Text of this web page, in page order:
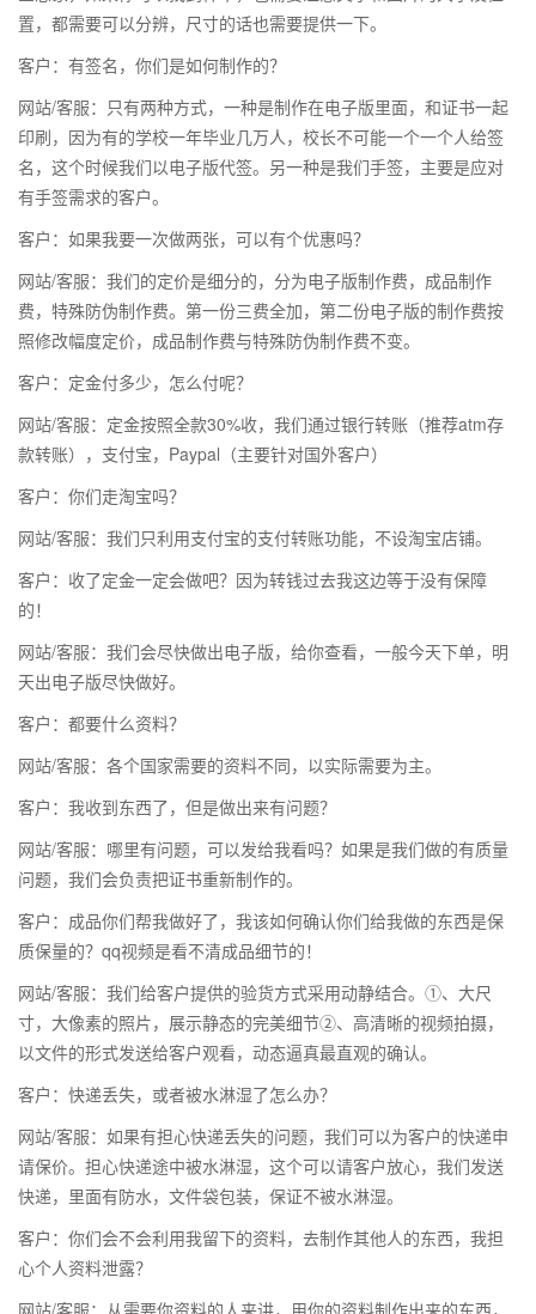
置，都需要可以分辨，尺寸的话也需要提供一下。
客户：有签名，你们是如何制作的？
网站/客服：只有两种方式，一种是制作在电子版里面，和证书一起
印刷，因为有的学校一年毕业几万人，校长不可能一个一个人给签
名，这个时候我们以电子版代签。另一种是我们手签，主要是应对
有手签需求的客户。
客户：如果我要一次做两张，可以有个优惠吗？
网站/客服：我们的定价是细分的，分为电子版制作费，成品制作
费，特殊防伪制作费。第一份三费全加，第二份电子版的制作费按
照修改幅度定价，成品制作费与特殊防伪制作费不变。
客户：定金付多少，怎么付呢？
网站/客服：定金按照全款30%收，我们通过银行转账（推荐atm存
款转账），支付宝，Paypal（主要针对国外客户）
客户：你们走淘宝吗？
网站/客服：我们只利用支付宝的支付转账功能，不设淘宝店铺。
客户：收了定金一定会做吧？因为转钱过去我这边等于没有保障
的！
网站/客服：我们会尽快做出电子版，给你查看，一般今天下单，明
天出电子版尽快做好。
客户：都要什么资料？
网站/客服：各个国家需要的资料不同，以实际需要为主。
客户：我收到东西了，但是做出来有问题？
网站/客服：哪里有问题，可以发给我看吗？如果是我们做的有质量
问题，我们会负责把证书重新制作的。
客户：成品你们帮我做好了，我该如何确认你们给我做的东西是保
质保量的？qq视频是看不清成品细节的！
网站/客服：我们给客户提供的验货方式采用动静结合。①、大尺
寸，大像素的照片，展示静态的完美细节②、高清晰的视频拍摄，
以文件的形式发送给客户观看，动态逼真最直观的确认。
客户：快递丢失，或者被水淋湿了怎么办？
网站/客服：如果有担心快递丢失的问题，我们可以为客户的快递申
请保价。担心快递途中被水淋湿，这个可以请客户放心，我们发送
快递，里面有防水，文件袋包装，保证不被水淋湿。
客户：你们会不会利用我留下的资料，去制作其他人的东西，我担
心个人资料泄露？
网站/客服：从需要你资料的人来讲，用你的资料制作出来的东西，